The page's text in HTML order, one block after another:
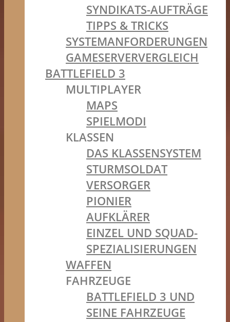
SYNDIKATS-AUFTRÄGE
TIPPS & TRICKS
SYSTEMANFORDERUNGEN
GAMESERVERVERGLEICH
BATTLEFIELD 3
MULTIPLAYER
MAPS
SPIELMODI
KLASSEN
DAS KLASSENSYSTEM
STURMSOLDAT
VERSORGER
PIONIER
AUFKLÄRER
EINZEL UND SQUAD-
SPEZIALISIERUNGEN
WAFFEN
FAHRZEUGE
BATTLEFIELD 3 UND
SEINE FAHRZEUGE